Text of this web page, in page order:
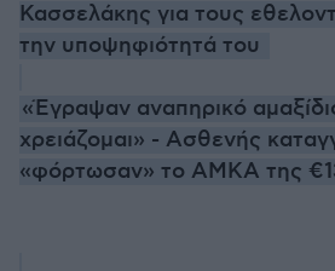
Κασσελάκης για τους
την υποψηφιότητά του
«Έγραψαν αναπηρικό
χρειάζομαι» - Ασθενής
«φόρτωσαν» το ΑΜΚΑ της